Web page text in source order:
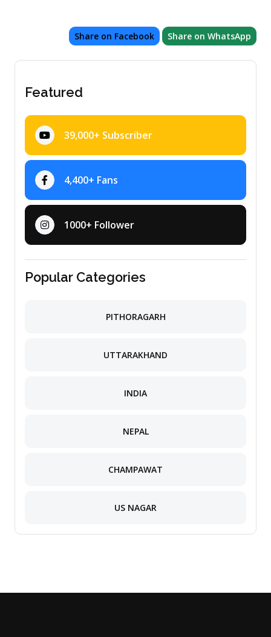
Share on Facebook Share on WhatsApp
Featured
39,000+ Subscriber
4,400+ Fans
1000+ Follower
Popular Categories
PITHORAGARH
UTTARAKHAND
INDIA
NEPAL
CHAMPAWAT
US NAGAR